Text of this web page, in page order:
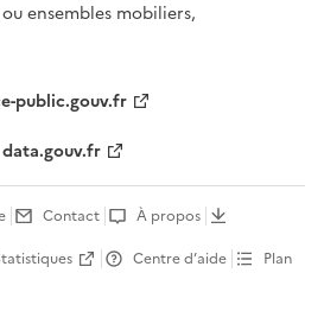
ensembles mobiliers,
public.gouv.fr
data.gouv.fr
Contact
À propos
Centre d’aide
Plan